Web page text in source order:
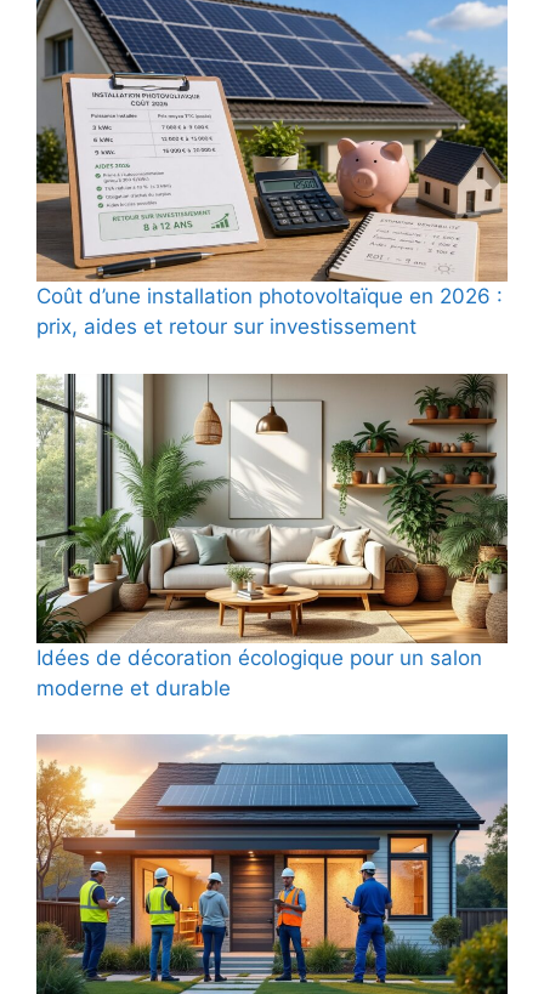
Coût d’une installation photovoltaïque en 2026 :
prix, aides et retour sur investissement
Idées de décoration écologique pour un salon
moderne et durable